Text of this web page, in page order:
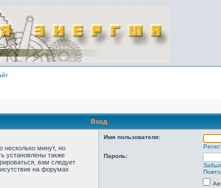
Вход
несколько минут, но
установлены также
вам следует
на форумах
Имя пользователя:
Пароль: